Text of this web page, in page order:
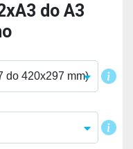
do A3
do 420x297 mm)